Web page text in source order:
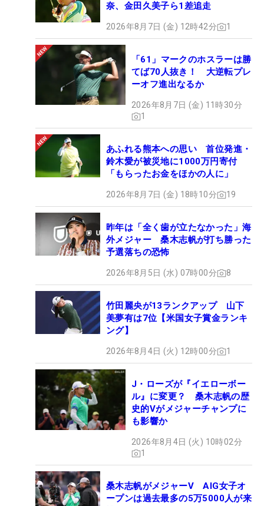
奈、金田久美子ら1差追走
2026年8月7日 (金) 12時42分 1
「61」マークのホスラーは勝
てば70人抜き！ 大逆転プレ
ーオフ進出なるか
2026年8月7日 (金) 11時30分
1
あふれる熊本への思い 首位発進・
鈴木愛が被災地に1000万円寄付
「もらったお金をほかの人に」
2026年8月7日 (金) 18時10分 19
昨年は「全く歯が立たなかった」海
外メジャー 桑木志帆が打ち勝った
予選落ちの恐怖
2026年8月5日 (水) 07時00分 8
竹田麗央が13ランクアップ 山下
美夢有は7位【米国女子賞金ランキ
ング】
2026年8月4日 (火) 12時00分 1
J・ローズが『イエローボー
ル』に変更？ 桑木志帆の歴
史的Vがメジャーチャンプに
も影響か
2026年8月4日 (火) 10時02分
1
桑木志帆がメジャーV AIG女子オ
ープンは過去最多の5万5000人が来